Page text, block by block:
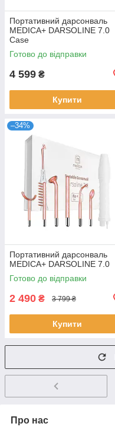
Портативний дарсонваль
MEDICA+ DARSOLINE 7.0
Сase
Готово до відправки
4 599 ₴
Купити
–34%
Портативний дарсонваль
MEDICA+ DARSOLINE 7.0
Готово до відправки
2 490 ₴ 3 799 ₴
Купити
Про нас